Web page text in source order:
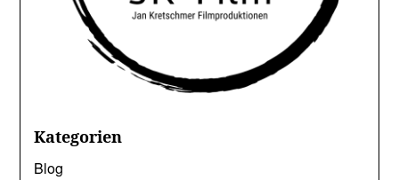
Kategorien
Blog